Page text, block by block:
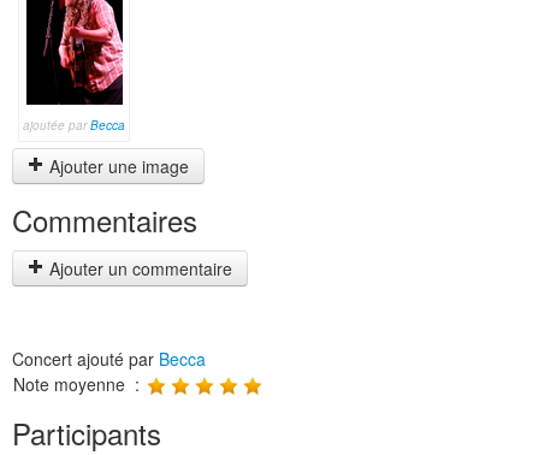
ajoutée parBecca
Ajouter une image
Commentaires
Ajouter un commentaire
Concert ajouté par Becca
Note moyenne :
Participants